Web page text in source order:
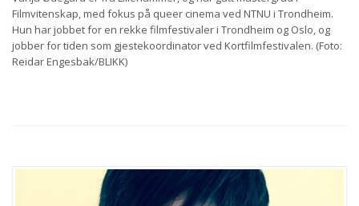
Filmvitenskap, med fokus på queer cinema ved NTNU i Trondheim.
Hun har jobbet for en rekke filmfestivaler i Trondheim og Oslo, og
jobber for tiden som gjestekoordinator ved Kortfilmfestivalen. (Foto:
Reidar Engesbak/BLIKK)